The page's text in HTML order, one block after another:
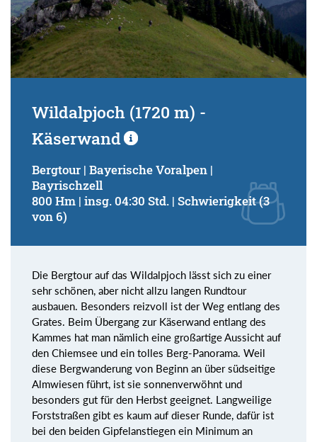
Wildalpjoch (1720 m) -
Käserwand
Bergtour | Bayerische Voralpen |
Bayrischzell
800 Hm | insg. 04:30 Std. | Schwierigkeit (3
von 6)
Die Bergtour auf das Wildalpjoch lässt sich zu einer
sehr schönen, aber nicht allzu langen Rundtour
ausbauen. Besonders reizvoll ist der Weg entlang des
Grates. Beim Übergang zur Käserwand entlang des
Kammes hat man nämlich eine großartige Aussicht auf
den Chiemsee und ein tolles Berg-Panorama. Weil
diese Bergwanderung von Beginn an über südseitige
Almwiesen führt, ist sie sonnenverwöhnt und
besonders gut für den Herbst geeignet. Langweilige
Forststraßen gibt es kaum auf dieser Runde, dafür ist
bei den beiden Gipfelanstiegen ein Minimum an